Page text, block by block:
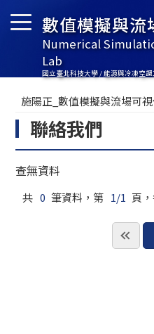
數值模擬與流
Numerical
Lab
國立臺北科技大學 / 能源與冷凍空調
施陽正_數值模擬與流場可
聯絡我們
查無資料
共 0 筆資料，第 1/1 頁